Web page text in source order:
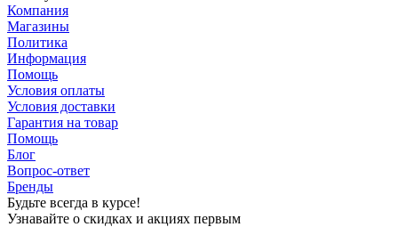
Компания
Магазины
Политика
Информация
Помощь
Условия оплаты
Условия доставки
Гарантия на товар
Помощь
Блог
Вопрос-ответ
Бренды
Будьте всегда в курсе!
Узнавайте о скидках и акциях первым